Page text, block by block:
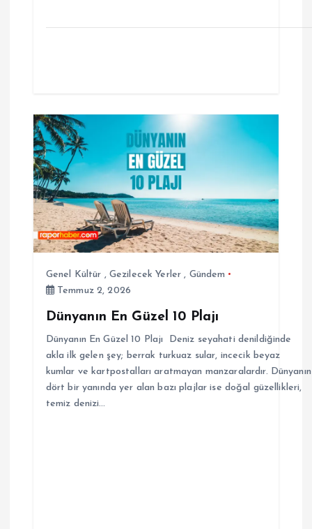
Genel Kültür , Gezilecek Yerler , Gündem
Temmuz 2, 2026
Dünyanın En Güzel 10 Plajı
Dünyanın En Güzel 10 Plajı Deniz seyahati denildiğinde
akla ilk gelen şey; berrak turkuaz sular, incecik beyaz
kumlar ve kartpostalları aratmayan manzaralardır. Dünyanın
dört bir yanında yer alan bazı plajlar ise doğal güzellikleri,
temiz denizi…